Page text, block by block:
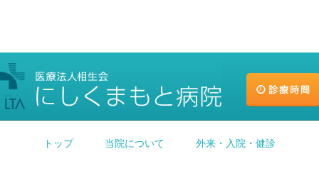
トップ 当院について 外来・入院・健診